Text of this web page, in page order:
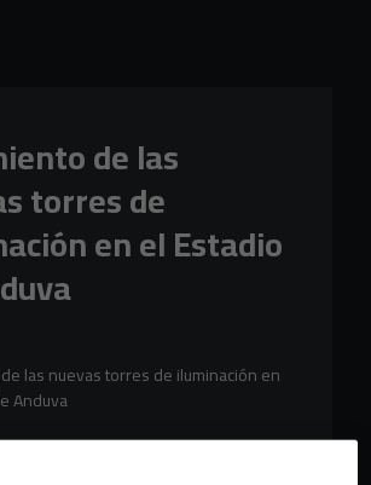
de las
torres de
en el Estadio
las nuevas torres de iluminación en
Anduva